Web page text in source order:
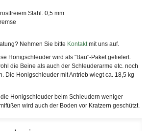
Stahl: 0,5 mm
Nehmen Sie bitte Kontaktmit uns auf.
Honigschleuder wird als "Bau"-Paket geliefert.
die Beine als auch der Schleuderarme etc. noch
Die Honigschleuder mit Antrieb wiegt ca. 18,5 kg
Honigschleuder beim Schleudern weniger
wird auch der Boden vor Kratzern geschützt.